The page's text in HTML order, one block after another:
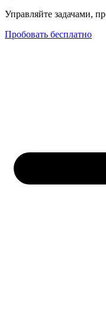
Управляйте задачами,
Пробовать бесплатно